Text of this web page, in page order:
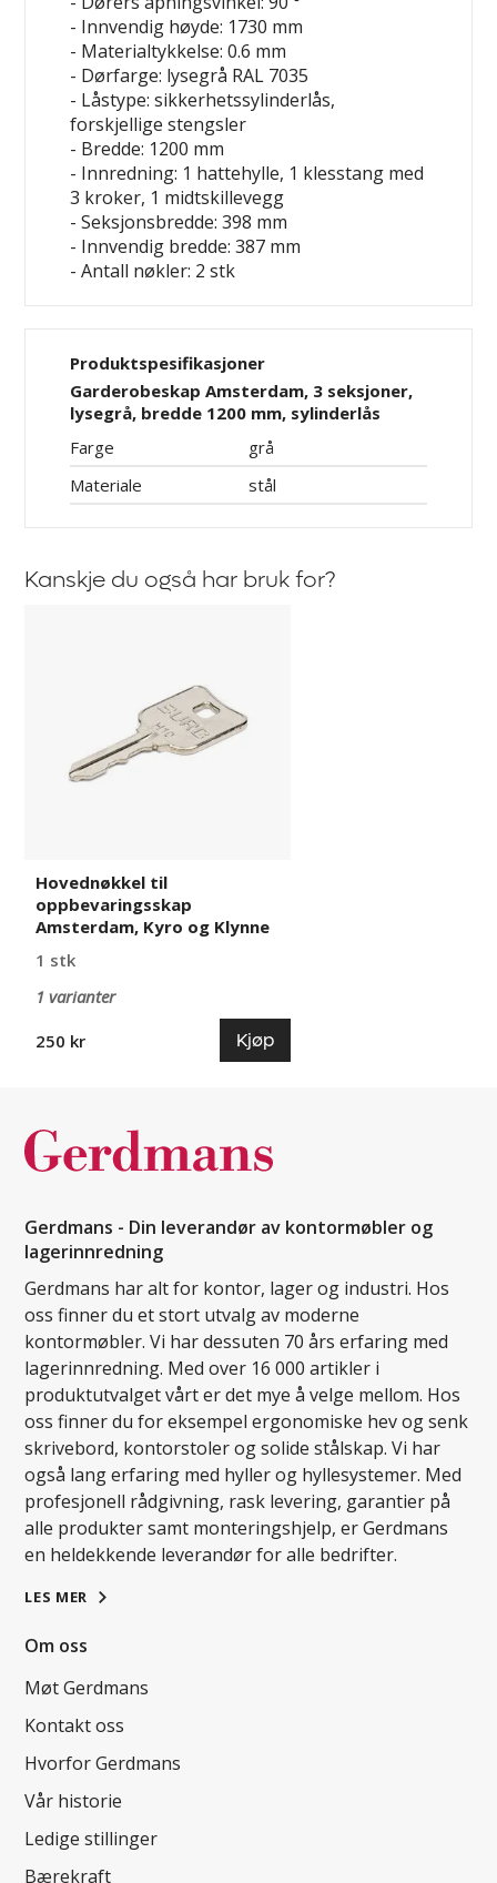
- Innvendig høyde: 1730 mm
- Materialtykkelse: 0.6 mm
- Dørfarge: lysegrå RAL 7035
- Låstype: sikkerhetssylinderlås,
forskjellige stengsler
- Bredde: 1200 mm
- Innredning: 1 hattehylle, 1 klesstang med
3 kroker, 1 midtskillevegg
- Seksjonsbredde: 398 mm
- Innvendig bredde: 387 mm
- Antall nøkler: 2 stk
Produktspesifikasjoner
Garderobeskap Amsterdam, 3 seksjoner,
lysegrå, bredde 1200 mm, sylinderlås
Farge
grå
Materiale
stål
Kanskje du også har bruk for?
Klynne
Hovednøkkel til
oppbevaringsskap
Amsterdam, Kyro og Klynne
1 stk
1 varianter
250 kr
Kjøp
Gerdmans - Din leverandør av kontormøbler og
lagerinnredning
Gerdmans har alt for kontor, lager og industri. Hos
oss finner du et stort utvalg av moderne
kontormøbler. Vi har dessuten 70 års erfaring med
lagerinnredning. Med over 16 000 artikler i
produktutvalget vårt er det mye å velge mellom. Hos
oss finner du for eksempel ergonomiske hev og senk
skrivebord, kontorstoler og solide stålskap. Vi har
også lang erfaring med hyller og hyllesystemer. Med
profesjonell rådgivning, rask levering, garantier på
alle produkter samt monteringshjelp, er Gerdmans
en heldekkende leverandør for alle bedrifter.
LES MER
Om oss
Møt Gerdmans
Kontakt oss
Hvorfor Gerdmans
Vår historie
Ledige stillinger
Bærekraft